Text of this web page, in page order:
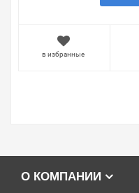
в избранные
О КОМПАНИИ